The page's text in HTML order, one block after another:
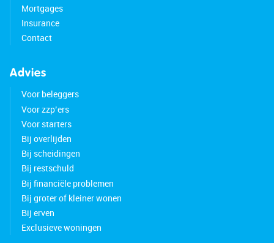
Mortgages
Insurance
Contact
Advies
Voor beleggers
Voor zzp’ers
Voor starters
Bij overlijden
Bij scheidingen
Bij restschuld
Bij financiële problemen
Bij groter of kleiner wonen
Bij erven
Exclusieve woningen